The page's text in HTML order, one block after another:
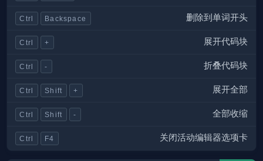
Ctrl Backspace 删除到单词开头
Ctrl + 展开代码块
Ctrl - 折叠代码块
Ctrl Shift + 展开全部
Ctrl Shift - 全部收缩
Ctrl F4 关闭活动编辑器选项卡